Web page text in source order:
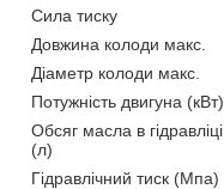
Сила тиску
Довжина колоди макс.
Діаметр колоди макс.
Потужність двигуна (кВт)
Обсяг масла в гідравліці
(л)
Гідравлічний тиск (Мпа)